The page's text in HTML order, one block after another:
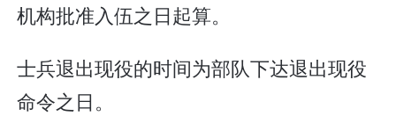
机构批准入伍之日起算。
士兵退出现役的时间为部队下达退出现役
命令之日。